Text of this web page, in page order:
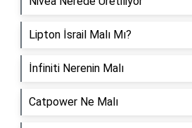
Lipton İsrail Malı Mı?
İnfiniti Nerenin Malı
Catpower Ne Malı